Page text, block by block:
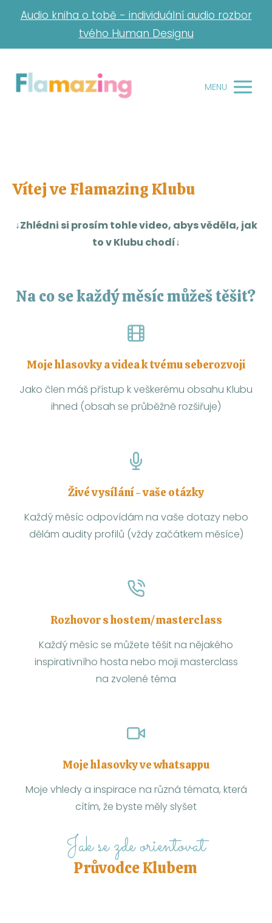
Audio kniha o tobě - individuální audio rozbor
tvého Human Designu
MENU
Vítej ve Flamazing Klubu
↓Zhlédni si prosím tohle video, abys věděla, jak
to v Klubu chodí↓
Na co se každý měsíc můžeš těšit?
Moje hlasovky a videa k tvému seberozvoji
Jako člen máš přístup k veškerému obsahu Klubu
ihned (obsah se průběžně rozšiřuje)
Živé vysílání - vaše otázky
Každý měsíc odpovídám na vaše dotazy nebo
dělám audity profilů (vždy začátkem měsíce)
Rozhovor s hostem/masterclass
Každý měsíc se můžete těšit na nějakého
inspirativního hosta nebo moji masterclass
na zvolené téma
Moje hlasovky ve whatsappu
Moje vhledy a inspirace na různá témata, která
cítím, že byste měly slyšet
Jak se zde orientovat
Průvodce Klubem